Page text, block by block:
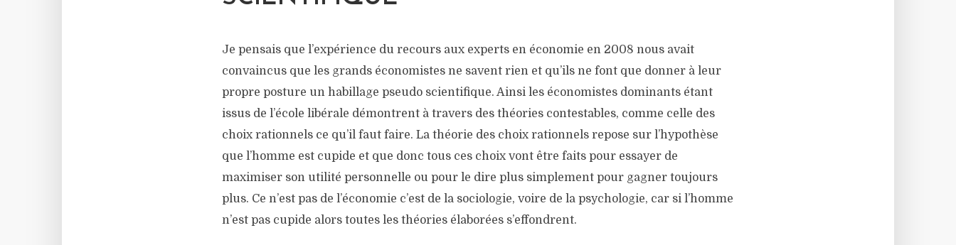
Je pensais que l’expérience du recours aux experts en économie en 2008 nous avait
convaincus que les grands économistes ne savent rien et qu’ils ne font que donner à leur
propre posture un habillage pseudo scientifique. Ainsi les économistes dominants étant
issus de l’école libérale démontrent à travers des théories contestables, comme celle des
choix rationnels ce qu’il faut faire. La théorie des choix rationnels repose sur l’hypothèse
que l’homme est cupide et que donc tous ces choix vont être faits pour essayer de
maximiser son utilité personnelle ou pour le dire plus simplement pour gagner toujours
plus. Ce n’est pas de l’économie c’est de la sociologie, voire de la psychologie, car si l’homme
n’est pas cupide alors toutes les théories élaborées s’effondrent.